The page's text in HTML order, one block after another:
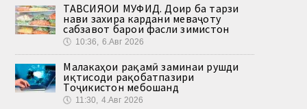
ТАВСИЯҲОИ МУФИД. Доир ба тарзи
нави захира кардани меваҷоту
сабзавот барои фасли зимистон
🕔 10:36, 6.Авг 2026
Малакаҳои рақамӣ заминаи рушди
иқтисоди рақобатпазири
Тоҷикистон мебошанд
🕔 11:30, 4.Авг 2026